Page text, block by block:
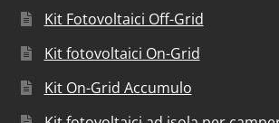
Kit Fotovoltaici Off-Grid
Kit fotovoltaici On-Grid
Kit On-Grid Accumulo